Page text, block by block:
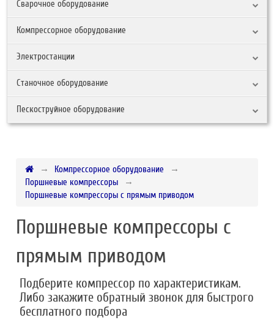
Сварочное оборудование
Компрессорное оборудование
Электростанции
Станочное оборудование
Пескоструйное оборудование
Компрессорное оборудование
Поршневые компрессоры
Поршневые компрессоры с прямым приводом
Поршневые компрессоры с
прямым приводом
Подберите компрессор по характеристикам.
Либо закажите обратный звонок для быстрого
бесплатного подбора